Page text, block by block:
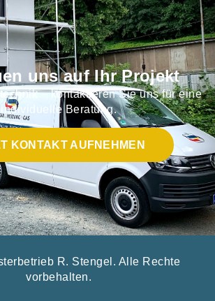
uns auf Ihr Projekt
– kontaktieren Sie uns für eine
individuelle Beratung.​
KONTAKT AUFNEHMEN
R. Stengel. Alle Rechte
vorbehalten.